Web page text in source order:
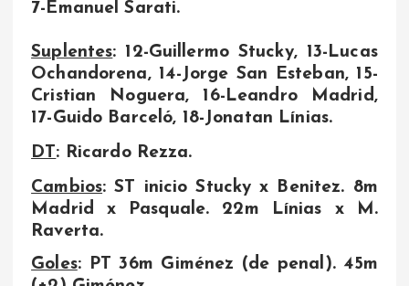
7-Emanuel Sarati.
Suplentes: 12-Guillermo Stucky, 13-Lucas
Ochandorena, 14-Jorge San Esteban, 15-
Cristian Noguera, 16-Leandro Madrid,
17-Guido Barceló, 18-Jonatan Línias.
DT: Ricardo Rezza.
Cambios: ST inicio Stucky x Benitez. 8m
Madrid x Pasquale. 22m Línias x M.
Raverta.
Goles: PT 36m Giménez (de penal). 45m